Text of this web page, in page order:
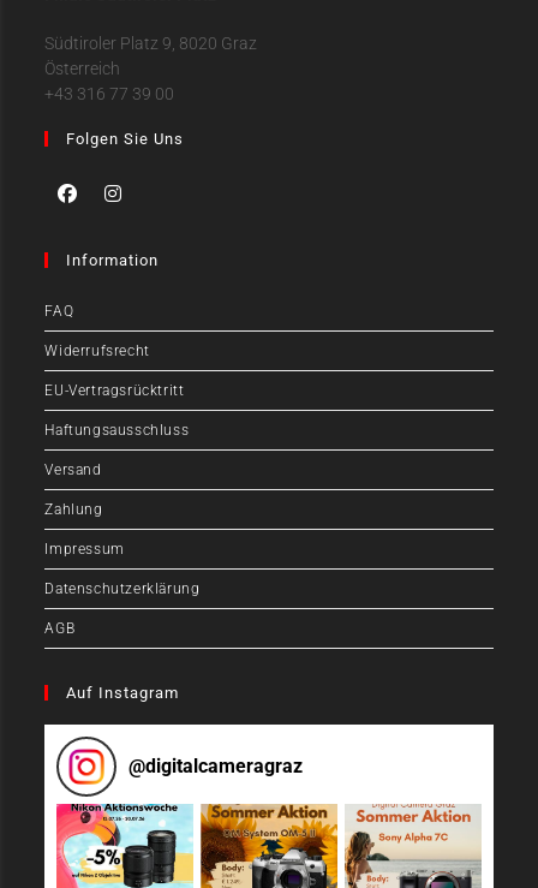
Südtiroler Platz 9, 8020 Graz
Österreich
+43 316 77 39 00
Folgen Sie Uns
Information
FAQ
Widerrufsrecht
EU-Vertragsrücktritt
Haftungsausschluss
Versand
Zahlung
Impressum
Datenschutzerklärung
AGB
Auf Instagram
@digitalcameragraz